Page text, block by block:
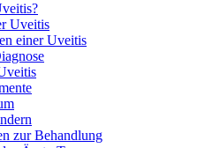
Uveitis
einer Uveitis
zur Behandlung